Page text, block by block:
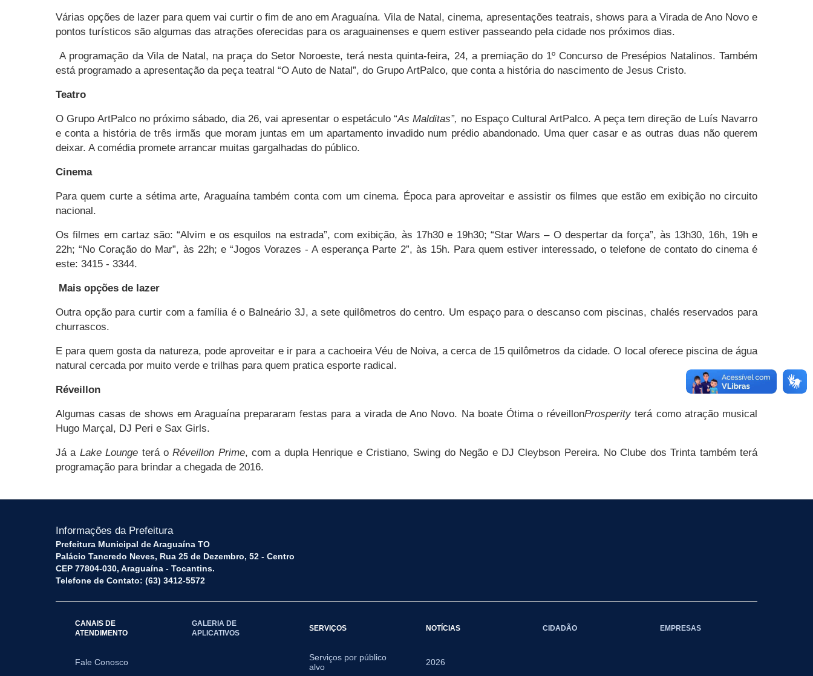
Várias opções de lazer para quem vai curtir o fim de ano em Araguaína. Vila de Natal, cinema, apresentações teatrais, shows para a Virada de Ano Novo e
pontos turísticos são algumas das atrações oferecidas para os araguainenses e quem estiver passeando pela cidade nos próximos dias.
A programação da Vila de Natal, na praça do Setor Noroeste, terá nesta quinta-feira, 24, a premiação do 1º Concurso de Presépios Natalinos. Também
está programado a apresentação da peça teatral “O Auto de Natal”, do Grupo ArtPalco, que conta a história do nascimento de Jesus Cristo.
Teatro
O Grupo ArtPalco no próximo sábado, dia 26, vai apresentar o espetáculo “As Malditas”, no Espaço Cultural ArtPalco. A peça tem direção de Luís Navarro
e conta a história de três irmãs que moram juntas em um apartamento invadido num prédio abandonado. Uma quer casar e as outras duas não querem
deixar. A comédia promete arrancar muitas gargalhadas do público.
Cinema
Para quem curte a sétima arte, Araguaína também conta com um cinema. Época para aproveitar e assistir os filmes que estão em exibição no circuito
nacional.
Os filmes em cartaz são: “Alvim e os esquilos na estrada”, com exibição, às 17h30 e 19h30; “Star Wars – O despertar da força”, às 13h30, 16h, 19h e
22h; “No Coração do Mar”, às 22h; e “Jogos Vorazes - A esperança Parte 2”, às 15h. Para quem estiver interessado, o telefone de contato do cinema é
este: 3415 - 3344.
Mais opções de lazer
Outra opção para curtir com a família é o Balneário 3J, a sete quilômetros do centro. Um espaço para o descanso com piscinas, chalés reservados para
churrascos.
E para quem gosta da natureza, pode aproveitar e ir para a cachoeira Véu de Noiva, a cerca de 15 quilômetros da cidade. O local oferece piscina de água
natural cercada por muito verde e trilhas para quem pratica esporte radical.
Réveillon
Algumas casas de shows em Araguaína prepararam festas para a virada de Ano Novo. Na boate Ótima o réveillonProsperity terá como atração musical
Hugo Marçal, DJ Peri e Sax Girls.
Já a Lake Lounge terá oRéveillon Prime, com a dupla Henrique e Cristiano, Swing do Negão e DJ Cleybson Pereira. No Clube dos Trinta também terá
programação para brindar a chegada de 2016.
Informações da Prefeitura
Prefeitura Municipal de Araguaína TO
Palácio Tancredo Neves, Rua 25 de Dezembro, 52 - Centro
CEP 77804-030, Araguaína - Tocantins.
Telefone de Contato: (63) 3412-5572
CANAIS DE
ATENDIMENTO
Fale Conosco
GALERIA DE
APLICATIVOS
SERVIÇOS
Serviços por público
alvo
NOTÍCIAS
2026
CIDADÃO EMPRESAS